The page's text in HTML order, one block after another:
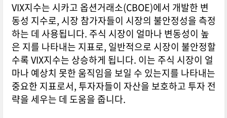
VIX지수는 시카고 옵션거래소(CBOE)에서 개발한 변
동성 지수로, 시장 참가자들이 시장의 불안정성을 측정
하는 데 사용됩니다. 주식 시장이 얼마나 변동성이 높
은 지를 나타내는 지표로, 일반적으로 시장이 불안정할
수록 VIX지수는 상승하게 됩니다. 이는 주식 시장이 얼
마나 예상치 못한 움직임을 보일 수 있는지를 나타내는
중요한 지표로서, 투자자들이 자산을 보호하고 투자 전
략을 세우는 데 도움을 줍니다.